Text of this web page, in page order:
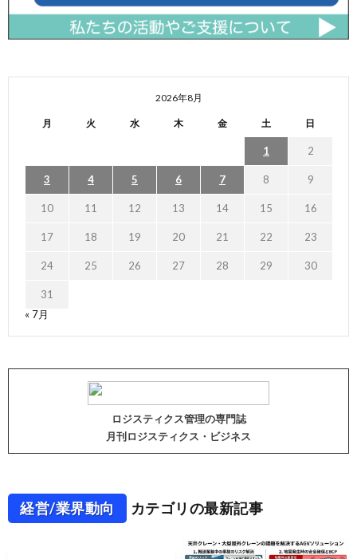
2026年8月
月 火 水 木 金 土 日
1 2
3 4 5 6 7 8 9
10 11 12 13 14 15 16
17 18 19 20 21 22 23
24 25 26 27 28 29 30
31
« 7月
ロジスティクス管理の専門誌
月刊ロジスティクス・ビジネス
経営/業界動向 カテゴリの最新記事